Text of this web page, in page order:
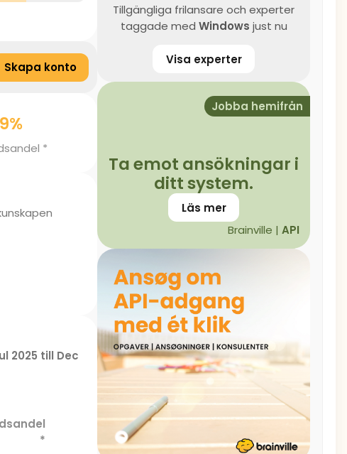
Skapa konto
*
2025 till Dec
*
Tillgängliga frilansare och experter
taggade med Windows just nu
Visa experter
Jobba hemifrån
Ta emot ansökningar i
ditt system.
Läs mer
Brainville | API